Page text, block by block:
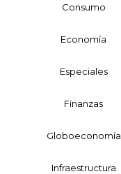
Consumo
Economía
Especiales
Finanzas
Globoeconomía
Infraestructura